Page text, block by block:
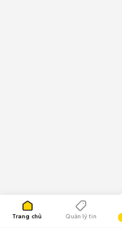
Trang chủ Quản lý tin